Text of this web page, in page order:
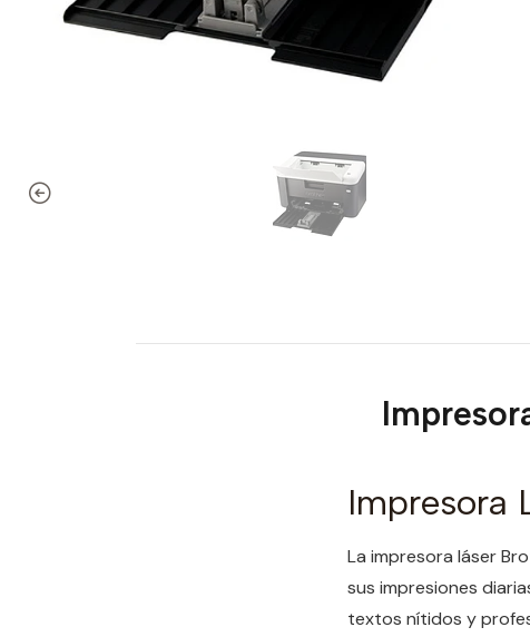
Impresora
La impresora láser
sus impresiones
textos nítidos y